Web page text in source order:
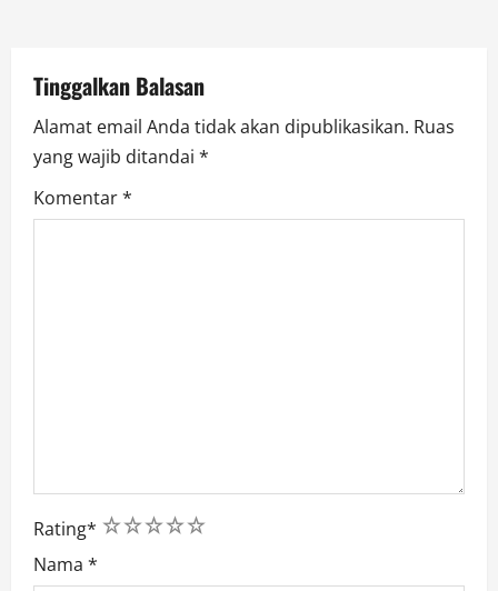
o
n
Tinggalkan Balasan
Alamat email Anda tidak akan dipublikasikan. Ruas
yang wajib ditandai *
Komentar*
Rating* 5
4
3
2
1
Nama *